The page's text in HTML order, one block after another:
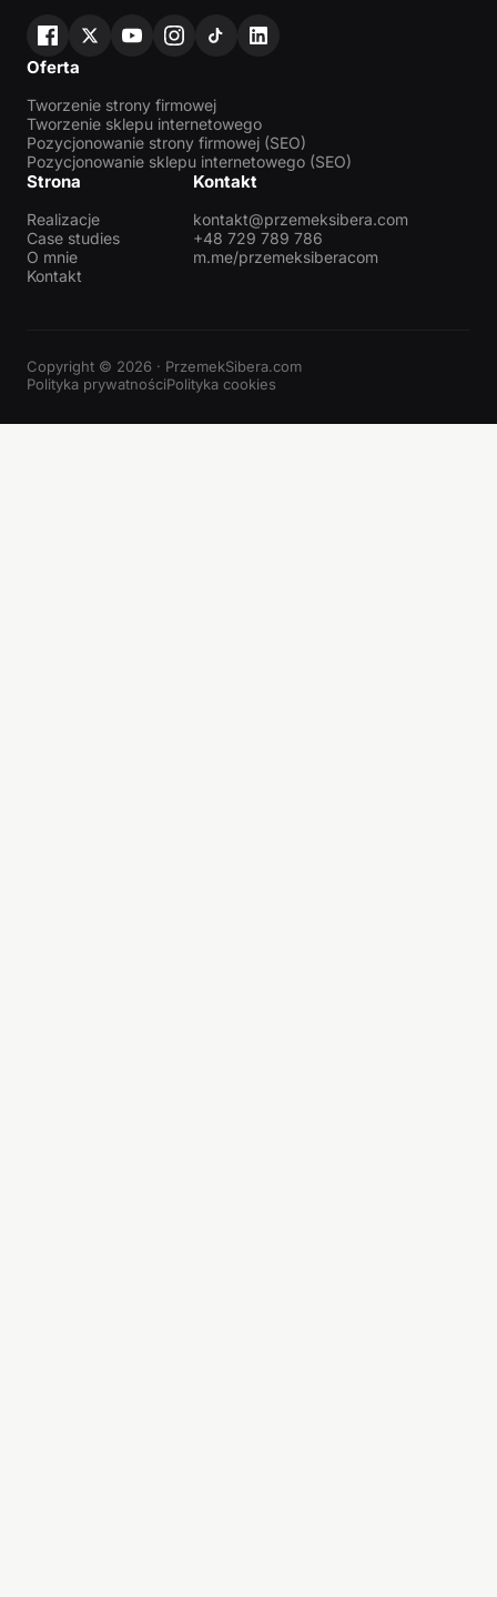
Oferta
Tworzenie strony firmowej
Tworzenie sklepu internetowego
Pozycjonowanie strony firmowej (SEO)
Pozycjonowanie sklepu internetowego (SEO)
Strona
Realizacje
Case studies
O mnie
Kontakt
Kontakt
kontakt@przemeksibera.com
+48 729 789 786
m.me/przemeksiberacom
Copyright © 2026 · PrzemekSibera.com
Polityka prywatnościPolityka cookies